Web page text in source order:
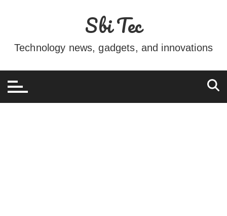
conteúdo
Sbi Tec
Technology news, gadgets, and innovations